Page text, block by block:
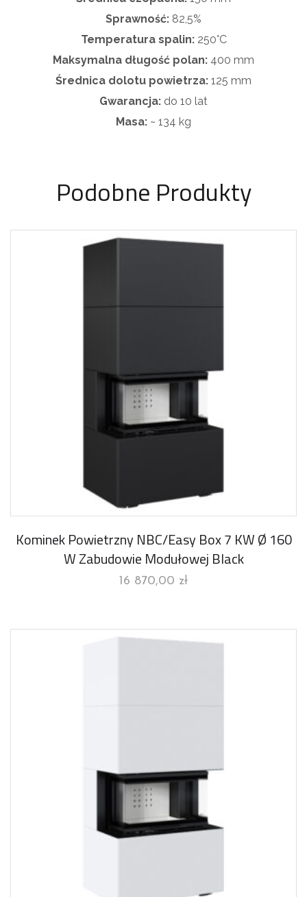
Sprawność: 82,5%
Temperatura spalin: 250°C
Maksymalna długość polan: 400 mm
Średnica dolotu powietrza: 125 mm
Gwarancja: do 10 lat
Masa: ~ 134 kg
Podobne Produkty
Kominek Powietrzny NBC/Easy Box 7 KW Ø 160
W Zabudowie Modułowej Black
16 870,00 zł